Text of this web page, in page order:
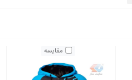
مقایسه